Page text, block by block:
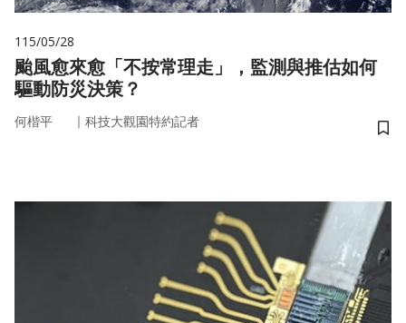
115/05/28
颱風愈來愈「不按常理走」，監測與推估如何
驅動防災決策？
何楷平 ｜ 科技大觀園特約記者
儲